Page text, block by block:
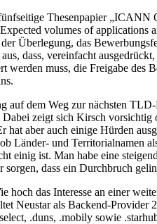
Thesenpapier „ICANN
volumes of applications
Überlegung, das
dass, vereinfacht
werden muss, die Freigabe
auf dem Weg zur nächsten
Dabei zeigt sich Kirsch
hat aber auch einige Hürden
Länder- und Territorialnamen
einig ist. Man habe eine
sorgen, dass ein Durchbruch
hoch das Interesse an einer
Neustar als Backend-Provider
.duns, .mobily sowie